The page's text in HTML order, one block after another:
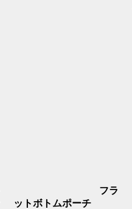
フラ
ットボトムポーチ